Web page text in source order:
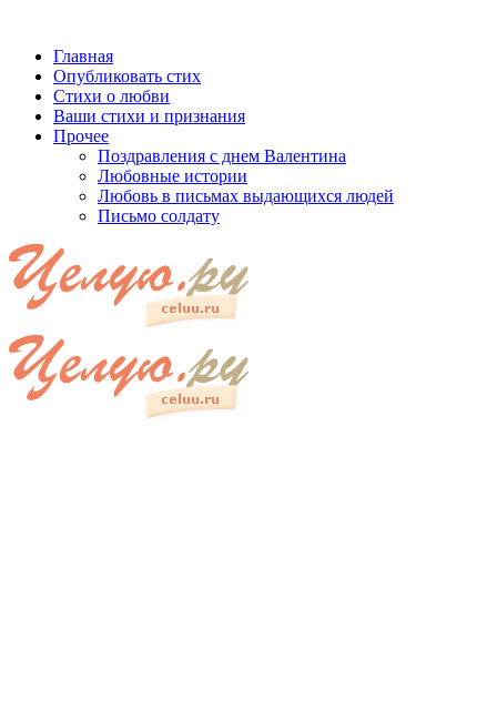
Главная
Опубликовать стих
Стихи о любви
Ваши стихи и признания
Прочее
Поздравления с днем Валентина
Любовные истории
Любовь в письмах выдающихся людей
Письмо солдату